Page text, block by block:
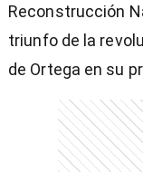
Reconstrucción
triunfo de la
de Ortega en su